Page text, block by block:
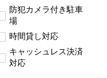
防犯カメラ付き駐車
場
時間貸し対応
キャッシュレス決済
対応